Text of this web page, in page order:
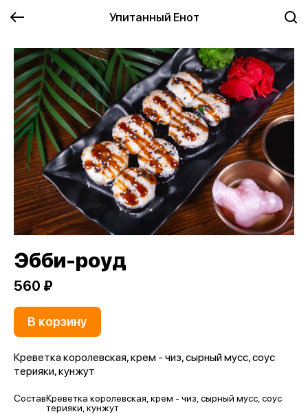
Упитанный Енот
Эбби-роуд
560 ₽
В корзину
Креветка королевская, крем - чиз, сырный мусс, соус
терияки, кунжут
СоставКреветка королевская, крем - чиз, сырный мусс, соус
терияки, кунжут